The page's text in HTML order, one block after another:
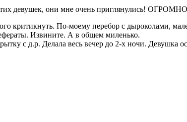
девушек, они мне очень приглянулись!
критикнуть. По-моему перебор с дыроколами,
Извините. А в общем миленько.
с д.р. Делала весь вечер до 2-х ночи. Девушка